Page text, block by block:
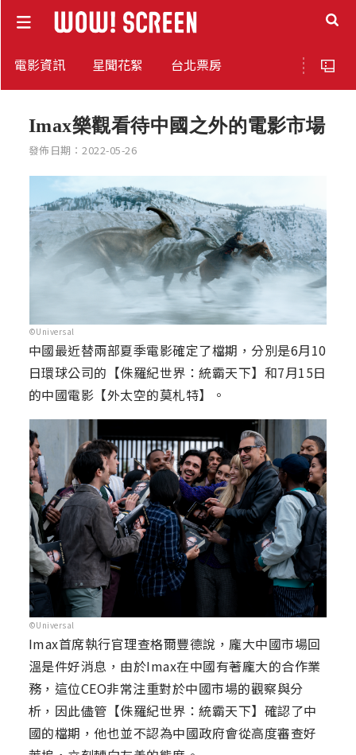
電影資訊 星聞花絮 台北票房
Imax樂觀看待中國之外的電影市場
發佈日期：2022-05-26
©Universal
中國最近替兩部夏季電影確定了檔期，分別是6月10
日環球公司的【侏羅紀世界：統霸天下】和7月15日
的中國電影【外太空的莫札特】。
©Universal
Imax首席執行官理查格爾豐德說，龐大中國市場回
溫是件好消息，由於Imax在中國有著龐大的合作業
務，這位CEO非常注重對於中國市場的觀察與分
析，因此儘管【侏羅紀世界：統霸天下】確認了中
國的檔期，他也並不認為中國政府會從高度審查好